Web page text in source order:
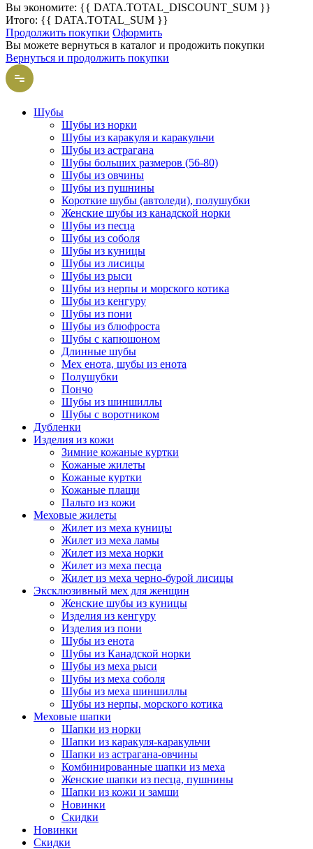
Вы экономите: {{ DATA.TOTAL_DISCOUNT_SUM }}
Итого: {{ DATA.TOTAL_SUM }}
Продолжить покупки Оформить
Вы можете вернуться в каталог и продожить покупки
Вернуться и продолжить покупки
Шубы
Шубы из норки
Шубы из каракуля и каракульчи
Шубы из астрагана
Шубы больших размеров (56-80)
Шубы из овчины
Шубы из пушнины
Короткие шубы (автоледи), полушубки
Женские шубы из канадской норки
Шубы из песца
Шубы из соболя
Шубы из куницы
Шубы из лисицы
Шубы из рыси
Шубы из нерпы и морского котика
Шубы из кенгуру
Шубы из пони
Шубы из блюфроста
Шубы с капюшоном
Длинные шубы
Мех енота, шубы из енота
Полушубки
Пончо
Шубы из шиншиллы
Шубы с воротником
Дубленки
Изделия из кожи
Зимние кожаные куртки
Кожаные жилеты
Кожаные куртки
Кожаные плащи
Пальто из кожи
Меховые жилеты
Жилет из меха куницы
Жилет из меха ламы
Жилет из меха норки
Жилет из меха песца
Жилет из меха черно-бурой лисицы
Эксклюзивный мех для женщин
Женские шубы из куницы
Изделия из кенгуру
Изделия из пони
Шубы из енота
Шубы из Канадской норки
Шубы из меха рыси
Шубы из меха соболя
Шубы из меха шиншиллы
Шубы из нерпы, морского котика
Меховые шапки
Шапки из норки
Шапки из каракуля-каракульчи
Шапки из астрагана-овчины
Комбинированные шапки из меха
Женские шапки из песца, пушнины
Шапки из кожи и замши
Новинки
Скидки
Новинки
Скидки